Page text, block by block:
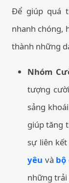
Để giúp quá
nhanh chóng,
thành những
Nhóm
tượng
sảng
giúp tăng
sự liên
yêu và bộ
những trải